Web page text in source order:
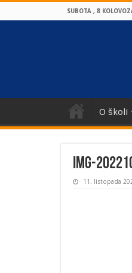
SUBOTA , 8
O školi
IMG-
11. listopada